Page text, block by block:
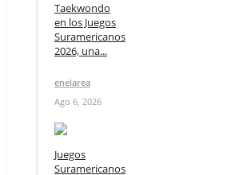
Taekwondo
en los Juegos
Suramericanos
2026, una...
enelarea
Ago 6, 2026
Juegos
Suramericanos